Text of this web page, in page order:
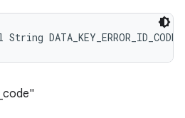
DATA_KEY_ERROR_ID_CODE